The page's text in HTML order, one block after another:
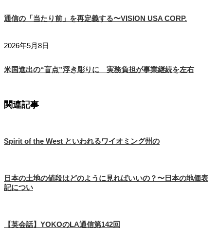
通信の「当たり前」を再定義する〜VISION USA CORP.
2026年5月8日
米国進出の“盲点”浮き彫りに 実務負担が事業継続を左右
関連記事
Spirit of the West といわれるワイオミング州の
日本の土地の値段はどのように見ればいいの？〜日本の地価表
記につい
【英会話】YOKOのLA通信第142回